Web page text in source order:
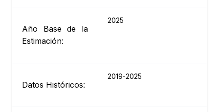
Año Base de la
Estimación:
2025
Datos Históricos:
2019-2025